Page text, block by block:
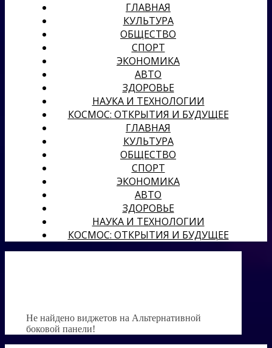
ГЛАВНАЯ
КУЛЬТУРА
ОБЩЕСТВО
СПОРТ
ЭКОНОМИКА
АВТО
ЗДОРОВЬЕ
НАУКА И ТЕХНОЛОГИИ
КОСМОС: ОТКРЫТИЯ И БУДУЩЕЕ
ГЛАВНАЯ
КУЛЬТУРА
ОБЩЕСТВО
СПОРТ
ЭКОНОМИКА
АВТО
ЗДОРОВЬЕ
НАУКА И ТЕХНОЛОГИИ
КОСМОС: ОТКРЫТИЯ И БУДУЩЕЕ
Не найдено виджетов на Альтернативной
боковой панели!